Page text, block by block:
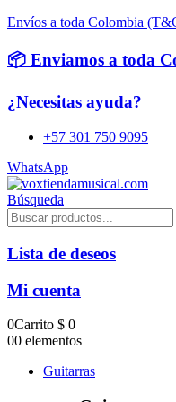
Envíos a toda Colombia
📦 Enviamos a toda
¿Necesitas ayuda?
+57 301 750 9095
WhatsApp
Búsqueda
Lista de deseos
Mi cuenta
0Carrito $ 0
00 elementos
Guitarras